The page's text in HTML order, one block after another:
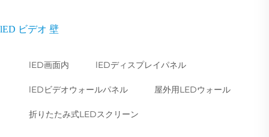
lED ビデオ 壁
lED画面内 lEDディスプレイパネル
lEDビデオウォールパネル 屋外用LEDウォール
折りたたみ式LEDスクリーン